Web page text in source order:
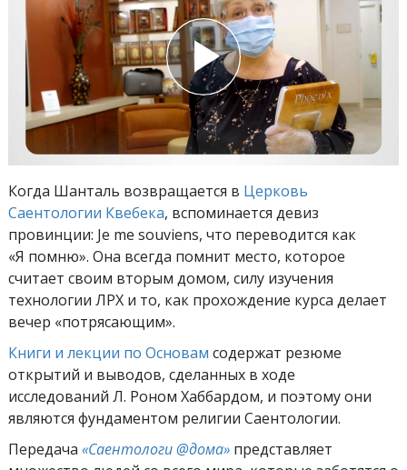
Когда Шанталь возвращается в Церковь
Саентологии Квебека, вспоминается девиз
провинции: Je me souviens, что переводится как
«Я помню». Она всегда помнит место, которое
считает своим вторым домом, силу изучения
технологии ЛРХ и то, как прохождение курса делает
вечер «потрясающим».
Книги и лекции по Основам содержат резюме
открытий и выводов, сделанных в ходе
исследований Л. Роном Хаббардом, и поэтому они
являются фундаментом религии Саентологии.
Передача «Саентологи @дома» представляет